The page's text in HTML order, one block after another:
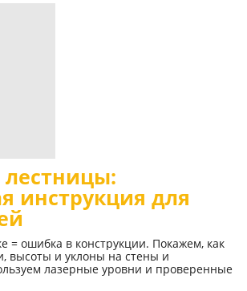
лестницы:
инструкция для
= ошибка в конструкции. Покажем, как
высоты и уклоны на стены и
лазерные уровни и проверенные